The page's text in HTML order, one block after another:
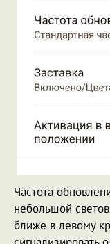
Частота
небольшой
ближе в левому